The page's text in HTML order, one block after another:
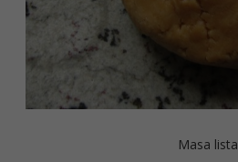
Masa lista